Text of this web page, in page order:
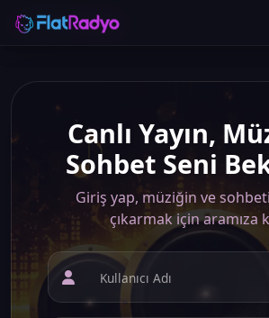
Canlı Yayın,
Sohbet Seni
Giriş yap, müziğin ve
çıkarmak için aramıza